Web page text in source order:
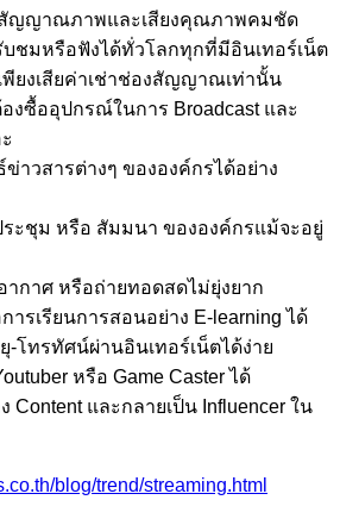
สัญญาณภาพและเสียงคุณภาพคมชัด
ชมหรือฟังได้ทั่วโลกทุกที่มีอินเทอร์เน็ต
พียงเสียค่าเช่าช่องสัญญาณเท่านั้น
งซื้ออุปกรณ์ในการ Broadcast และ
าวสารต่างๆ ขององค์กรได้อย่าง
ะชุม หรือ สัมมนา ขององค์กรแม้จะอยู่
กาศ หรือถ่ายทอดสดไม่ยุ่งยาก
ารเรียนการสอนอย่าง E-learning ได้
-โทรทัศน์ผ่านอินเทอร์เน็ตได้ง่าย
หรือ Game Caster ได้
Content และกลายเป็น Influencer ใน
blog/trend/streaming.html